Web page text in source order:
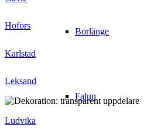
Borlänge
Falun
Hofors
Karlstad
Leksand
Ludvika